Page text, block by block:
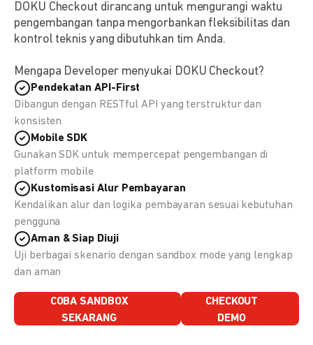
DOKU Checkout dirancang untuk mengurangi waktu
pengembangan tanpa mengorbankan fleksibilitas dan
kontrol teknis yang dibutuhkan tim Anda.
Mengapa Developer menyukai DOKU Checkout?
Pendekatan API-First
Dibangun dengan RESTful API yang terstruktur dan
konsisten
Mobile SDK
Gunakan SDK untuk mempercepat pengembangan di
platform mobile
Kustomisasi Alur Pembayaran
Kendalikan alur dan logika pembayaran sesuai kebutuhan
pengguna
Aman & Siap Diuji
Uji berbagai skenario dengan sandbox mode yang lengkap
dan aman
COBA SANDBOX
SEKARANG
CHECKOUT
DEMO